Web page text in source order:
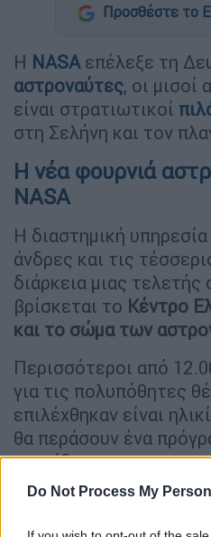
Do Not Process My
Προσθέστε το
Η NASA επέλεξε τη
αστροναύτες, οι μισοί
είναι στρατιωτικοί
στη Σελήνη και τον
Η νέα φουρνιά
NASA
Η διαστημική
άνδρες και τις
διάρκεια μιας
βρίσκεται το Κέντρο
και το σώμα των
Περισσότεροι από
για τις πολυπόθητες
επιλέχθηκαν είναι
θα περάσουν ένα
εκπαίδευσης πριν
διαστημικές πτήσεις.